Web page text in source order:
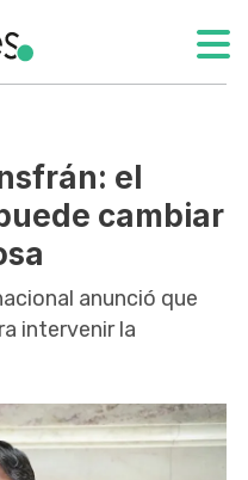
el
cambiar
anunció que
intervenir la